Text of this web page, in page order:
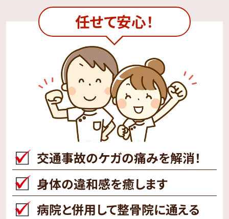
任せて安心！
交通事故のケガの痛みを解消！
身体の違和感を癒します
病院と併用して整骨院に通える